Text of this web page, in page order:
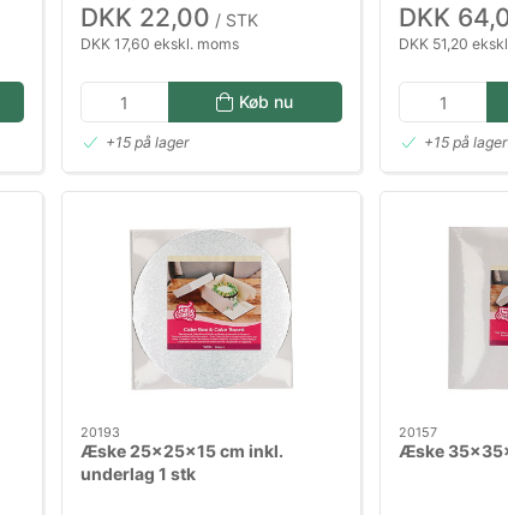
DKK 22,00 / STK
DKK 17,60 ekskl. moms
Køb nu
+15 på lager
DKK
DKK 51,20
+15 på lager
20193
Æske 25x25x15 cm inkl.
underlag 1 stk
20157
Æske